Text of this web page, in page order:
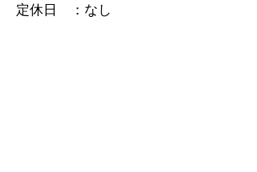
定休日 ：なし